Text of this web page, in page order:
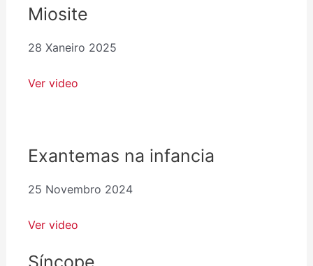
Miosite
28 Xaneiro 2025
Ver video
Exantemas na infancia
25 Novembro 2024
Ver video